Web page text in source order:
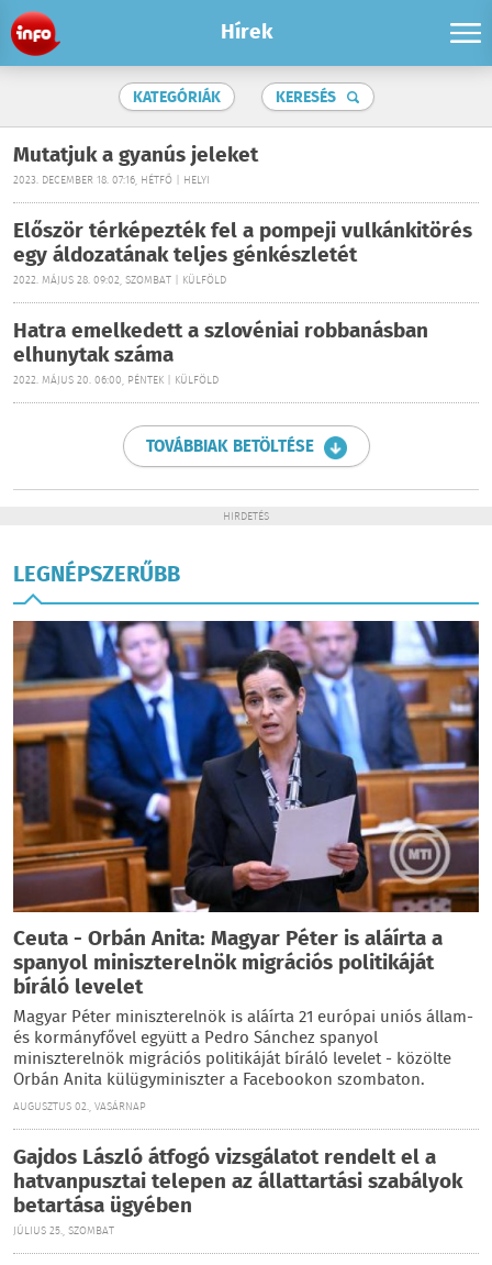
Hírek
KATEGÓRIÁK KERESÉS
Mutatjuk a gyanús jeleket
2023. DECEMBER 18. 07:16, HÉTFŐ | HELYI
Először térképezték fel a pompeji vulkánkitörés
egy áldozatának teljes génkészletét
2022. MÁJUS 28. 09:02, SZOMBAT | KÜLFÖLD
Hatra emelkedett a szlovéniai robbanásban
elhunytak száma
2022. MÁJUS 20. 06:00, PÉNTEK | KÜLFÖLD
TOVÁBBIAK BETÖLTÉSE
HIRDETÉS
LEGNÉPSZERŰBB
Ceuta - Orbán Anita: Magyar Péter is aláírta a
spanyol miniszterelnök migrációs politikáját
bíráló levelet
Magyar Péter miniszterelnök is aláírta 21 európai uniós állam-
és kormányfővel együtt a Pedro Sánchez spanyol
miniszterelnök migrációs politikáját bíráló levelet - közölte
Orbán Anita külügyminiszter a Facebookon szombaton.
AUGUSZTUS 02., VASÁRNAP
Gajdos László átfogó vizsgálatot rendelt el a
hatvanpusztai telepen az állattartási szabályok
betartása ügyében
JÚLIUS 25., SZOMBAT